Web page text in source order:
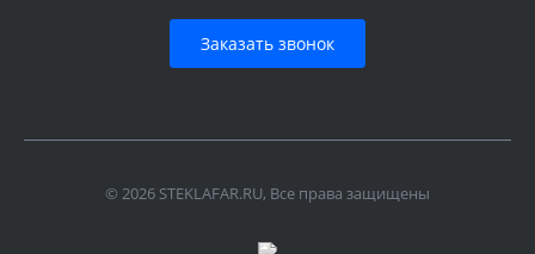
Заказать звонок
© 2026 STEKLAFAR.RU, Все права защищены